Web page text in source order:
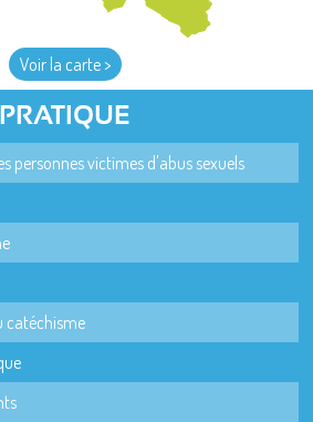
Voir la carte >
PRATIQUE
personnes victimes d'abus sexuels
catéchisme